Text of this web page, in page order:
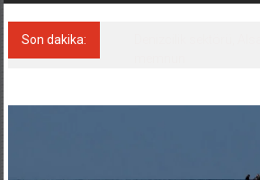
Son dakika: